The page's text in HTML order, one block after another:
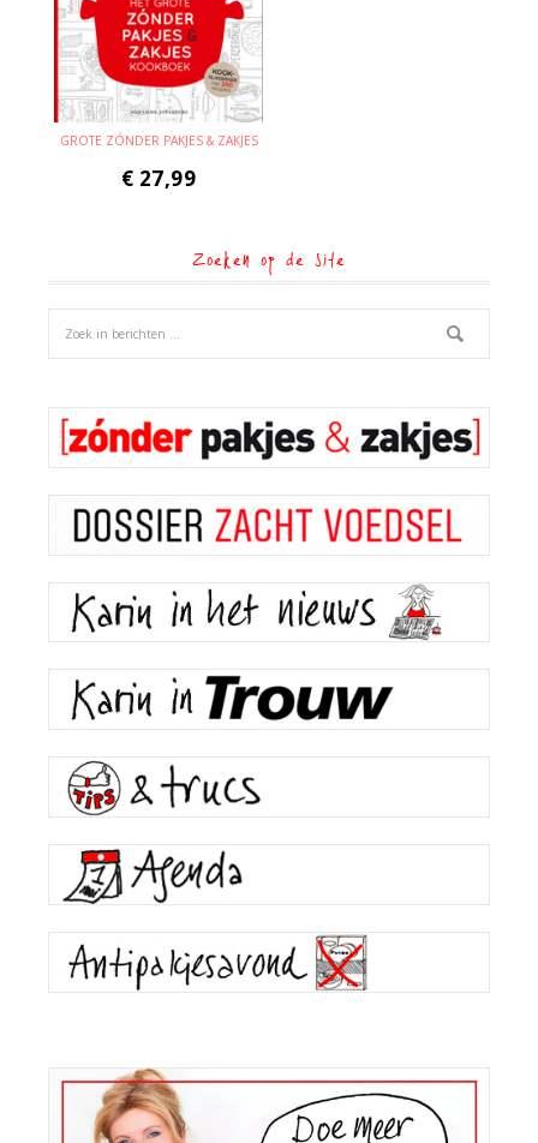
GROTE ZÓNDER PAKJES & ZAKJES
€ 27,99
Zoeken op de site